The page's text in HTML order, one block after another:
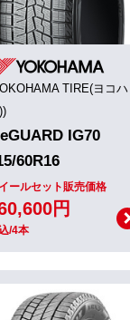
TIRE(ヨコハ
IG70
60R16
ールセット販売価格
円
/4本